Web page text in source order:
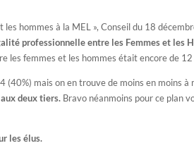
hommes à la MEL », Conseil du 18
professionnelle entre les Femmes et les
femmes et les hommes était encore de 12
mais on en trouve de moins en moins à
deux tiers. Bravo néanmoins pour ce plan
les élus.